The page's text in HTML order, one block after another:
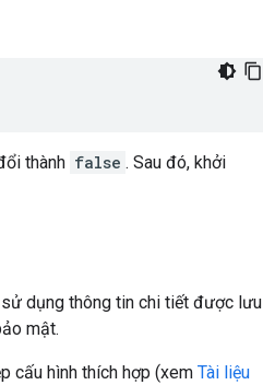
thành false . Sau đó, khởi
dụng thông tin chi tiết được lưu
mật.
cấu hình thích hợp (xem Tài liệu